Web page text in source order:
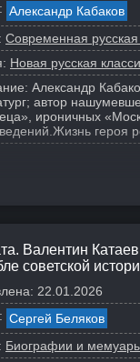
Александр Кабаков
Современная русская
Новая русская
Александр
автор
ироничных
Жизнь героя
Валентин
советской
22.01.2026
Сергей Беляков
Биографии и